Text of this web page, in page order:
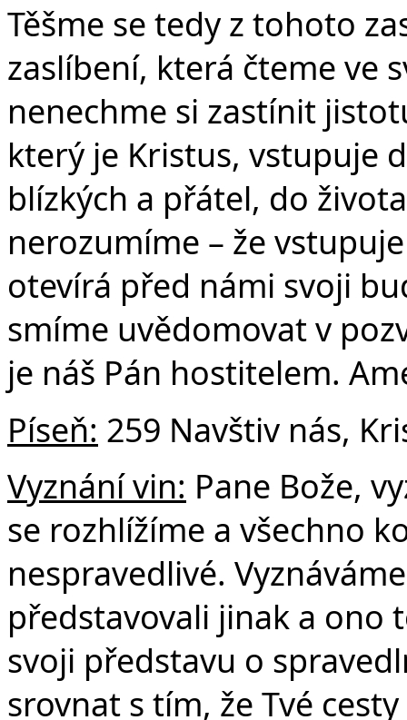
Těšme se tedy z tohoto
zaslíbení, která čteme ve
nenechme si zastínit
který je Kristus, vstupuje
blízkých a přátel, do
nerozumíme – že
otevírá před námi svoji
smíme uvědomovat v
je náš Pán hostitelem.
Píseň: 259 Navštiv nás,
Vyznání vin: Pane Bože,
se rozhlížíme a všechno
nespravedlivé.
představovali jinak a ono
svoji představu o
srovnat s tím, že Tvé